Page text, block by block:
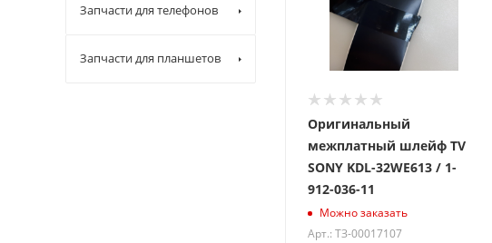
Оригинальный
межплатный шлейф TV
SONY KDL-32WE613 / 1-
912-036-11
Можно заказать
Арт.: ТЗ-00017107
Запчасти для телефонов
Запчасти для планшетов